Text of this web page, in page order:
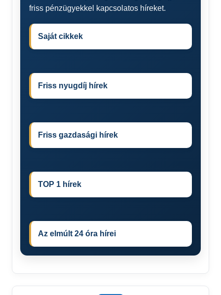
friss pénzügyekkel kapcsolatos híreket.
Saját cikkek
Friss nyugdíj hírek
Friss gazdasági hírek
TOP 1 hírek
Az elmúlt 24 óra hírei